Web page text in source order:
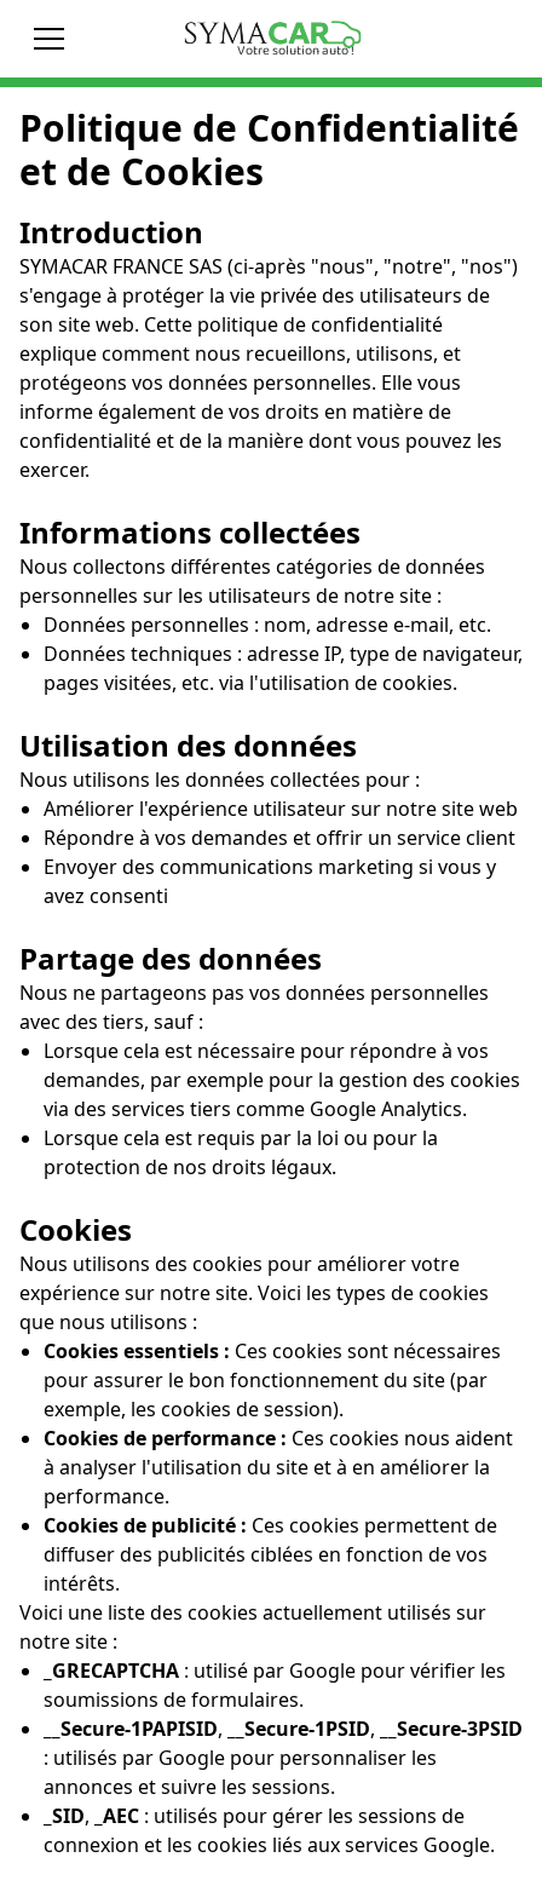
Votre solution auto !
Politique de Confidentialité
et de Cookies
Introduction
SYMACAR FRANCE SAS (ci-après "nous", "notre", "nos")
s'engage à protéger la vie privée des utilisateurs de
son site web. Cette politique de confidentialité
explique comment nous recueillons, utilisons, et
protégeons vos données personnelles. Elle vous
informe également de vos droits en matière de
confidentialité et de la manière dont vous pouvez les
exercer.
Informations collectées
Nous collectons différentes catégories de données
personnelles sur les utilisateurs de notre site :
Données personnelles : nom, adresse e-mail, etc.
Données techniques : adresse IP, type de navigateur,
pages visitées, etc. via l'utilisation de cookies.
Utilisation des données
Nous utilisons les données collectées pour :
Améliorer l'expérience utilisateur sur notre site web
Répondre à vos demandes et offrir un service client
Envoyer des communications marketing si vous y
avez consenti
Partage des données
Nous ne partageons pas vos données personnelles
avec des tiers, sauf :
Lorsque cela est nécessaire pour répondre à vos
demandes, par exemple pour la gestion des cookies
via des services tiers comme Google Analytics.
Lorsque cela est requis par la loi ou pour la
protection de nos droits légaux.
Cookies
Nous utilisons des cookies pour améliorer votre
expérience sur notre site. Voici les types de cookies
que nous utilisons :
Cookies essentiels : Ces cookies sont nécessaires
pour assurer le bon fonctionnement du site (par
exemple, les cookies de session).
Cookies de performance : Ces cookies nous aident
à analyser l'utilisation du site et à en améliorer la
performance.
Cookies de publicité : Ces cookies permettent de
diffuser des publicités ciblées en fonction de vos
intérêts.
Voici une liste des cookies actuellement utilisés sur
notre site :
_GRECAPTCHA : utilisé par Google pour vérifier les
soumissions de formulaires.
__Secure-1PAPISID, __Secure-1PSID,
__Secure-3PSID
: utilisés par Google pour personnaliser les
annonces et suivre les sessions.
_SID, _AEC : utilisés pour gérer les sessions de
connexion et les cookies liés aux services Google.